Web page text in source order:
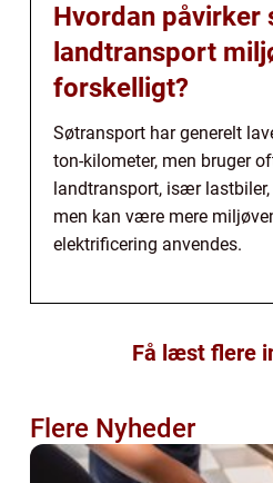
Hvordan påvirker
landtransport
forskelligt?
Søtransport har generelt
ton-kilometer, men bruger
landtransport, især lastbiler,
men kan være mere
elektrificering anvendes.
Få læst flere
Flere Nyheder